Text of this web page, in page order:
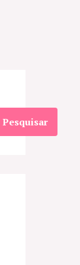
Pesquisar